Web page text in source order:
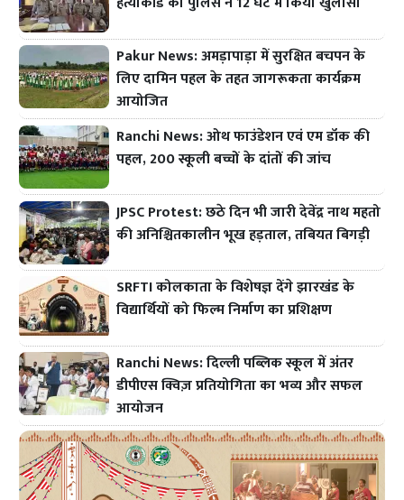
Pakur News: अमड़ापाड़ा में सुरक्षित बचपन के
लिए दामिन पहल के तहत जागरूकता कार्यक्रम
आयोजित
Ranchi News: ओथ फाउंडेशन एवं एम डॉक की
पहल, 200 स्कूली बच्चों के दांतों की जांच
JPSC Protest: छठे दिन भी जारी देवेंद्र नाथ महतो
की अनिश्चितकालीन भूख हड़ताल, तबियत बिगड़ी
SRFTI कोलकाता के विशेषज्ञ देंगे झारखंड के
विद्यार्थियों को फिल्म निर्माण का प्रशिक्षण
Ranchi News: दिल्ली पब्लिक स्कूल में अंतर
डीपीएस क्विज़ प्रतियोगिता का भव्य और सफल
आयोजन